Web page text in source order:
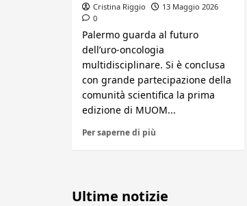
Cristina Riggio
13 Maggio 2026
0
Palermo guarda al futuro
dell’uro-oncologia
multidisciplinare. Si è conclusa
con grande partecipazione della
comunità scientifica la prima
edizione di MUOM...
Per saperne di più
Ultime notizie